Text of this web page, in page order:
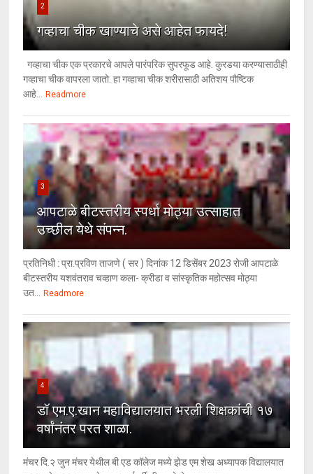
2
गव्हाचा चीक खाण्याचे असे आहेत फायदे!
गव्हाचा चीक एक प्रकारचे आपले पारंपरिक सुपरफूड आहे. कुरडया करण्यासाठीही
गव्हाचा चीक वापरला जातो. हा गव्हाचा चीक शरीरासाठी अतिशय पौष्टिक
आहे... Readmore
3
आपटाळे बीटस्तरीय स्पर्धा मोठ्या उत्साहात
उच्छील येथे संपन्न.
प्रतिनिधी : प्रा.प्रविण ताजणे ( सर ) दिनांक 12 डिसेंबर 2023 रोजी आपटाळे
बीटस्तरीय यशवंतराव चव्हाण कला- क्रीडा व सांस्कृतिक महोत्सव मोठ्या
उत... Readmore
4
डॉ एम.ए.खान महाविद्यालयात भरली शिक्षकांची १७
वर्षांनंतर परत शाळा.
मंचर दि.२ जुन मंचर येथील बी एड कॉलेज मध्ये झेड एम शेख अध्यापक विद्यालयात